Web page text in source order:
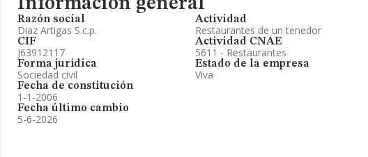
Información general
Razón social
Diaz Artigas S.c.p.
CIF
J63912117
Forma jurídica
Sociedad civil
Fecha de constitución
1-1-2006
Fecha último cambio
5-6-2026
Actividad
Restaurantes de un tenedor
Actividad CNAE
5611 - Restaurantes
Estado de la empresa
Viva